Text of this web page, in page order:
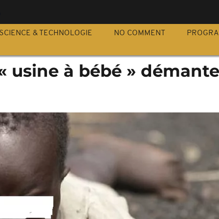
SCIENCE & TECHNOLOGIE NO COMMENT
usine à bébé »